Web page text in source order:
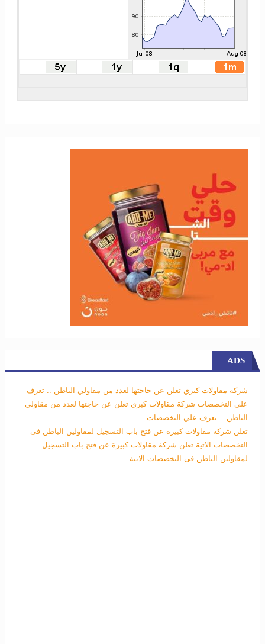
ADS
شركة مقاولات كبري تعلن عن حاجتها لعدد من مقاولي الباطن .. تعرف
علي التخصصات شركة مقاولات كبري تعلن عن حاجتها لعدد من مقاولي
الباطن .. تعرف علي التخصصات
تعلن شركة مقاولات كبيرة عن فتح باب التسجيل لمقاولين الباطن فى
التخصصات الاتية تعلن شركة مقاولات كبيرة عن فتح باب التسجيل
لمقاولين الباطن فى التخصصات الاتية